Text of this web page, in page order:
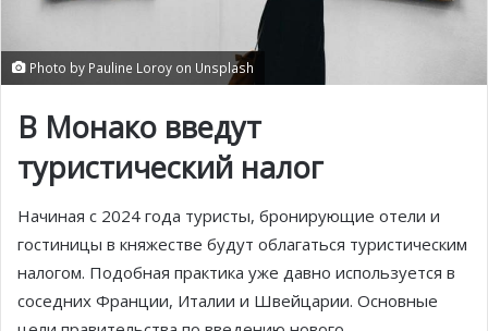
Photo by Pauline Loroy on Unsplash
В Монако введут
туристический налог
Начиная с 2024 года туристы, бронирующие отели и
гостиницы в княжестве будут облагаться туристическим
налогом. Подобная практика уже давно используется в
соседних Франции, Италии и Швейцарии. Основные